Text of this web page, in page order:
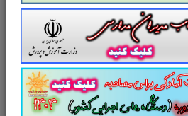
نکات کلیدی قانون مالیات های مستقیم نکات طلایی قانون مالیات
دانلود رایگان سوالات تستی قانون مالیات های مستقیم
و تستقانون مالیات
با پاسخ تشریحی